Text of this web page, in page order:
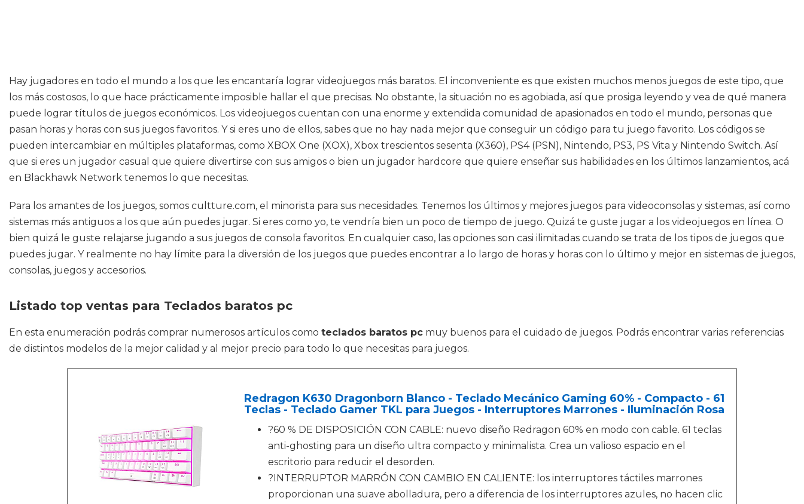
Hay jugadores en todo el mundo a los que les encantaría lograr videojuegos más baratos. El inconveniente es que existen muchos menos juegos de este tipo, que
los más costosos, lo que hace prácticamente imposible hallar el que precisas. No obstante, la situación no es agobiada, así que prosiga leyendo y vea de qué manera
puede lograr títulos de juegos económicos. Los videojuegos cuentan con una enorme y extendida comunidad de apasionados en todo el mundo, personas que
pasan horas y horas con sus juegos favoritos. Y si eres uno de ellos, sabes que no hay nada mejor que conseguir un código para tu juego favorito. Los códigos se
pueden intercambiar en múltiples plataformas, como XBOX One (XOX), Xbox trescientos sesenta (X360), PS4 (PSN), Nintendo, PS3, PS Vita y Nintendo Switch. Así
que si eres un jugador casual que quiere divertirse con sus amigos o bien un jugador hardcore que quiere enseñar sus habilidades en los últimos lanzamientos, acá
en Blackhawk Network tenemos lo que necesitas.
Para los amantes de los juegos, somos cultture.com, el minorista para sus necesidades. Tenemos los últimos y mejores juegos para videoconsolas y sistemas, así como
sistemas más antiguos a los que aún puedes jugar. Si eres como yo, te vendría bien un poco de tiempo de juego. Quizá te guste jugar a los videojuegos en línea. O
bien quizá le guste relajarse jugando a sus juegos de consola favoritos. En cualquier caso, las opciones son casi ilimitadas cuando se trata de los tipos de juegos que
puedes jugar. Y realmente no hay límite para la diversión de los juegos que puedes encontrar a lo largo de horas y horas con lo último y mejor en sistemas de juegos,
consolas, juegos y accesorios.
Listado top ventas para Teclados baratos pc
En esta enumeración podrás comprar numerosos artículos como teclados baratos pc muy buenos para el cuidado de juegos. Podrás encontrar varias referencias
de distintos modelos de la mejor calidad y al mejor precio para todo lo que necesitas para juegos.
Redragon K630 Dragonborn Blanco - Teclado Mecánico Gaming 60% - Compacto - 61
Teclas - Teclado Gamer TKL para Juegos - Interruptores Marrones - Iluminación Rosa
?60 % DE DISPOSICIÓN CON CABLE: nuevo diseño Redragon 60% en modo con cable. 61 teclas
anti-ghosting para un diseño ultra compacto y minimalista. Crea un valioso espacio en el
escritorio para reducir el desorden.
?INTERRUPTOR MARRÓN CON CAMBIO EN CALIENTE: los interruptores táctiles marrones
proporcionan una suave abolladura, pero a diferencia de los interruptores azules, no hacen clic